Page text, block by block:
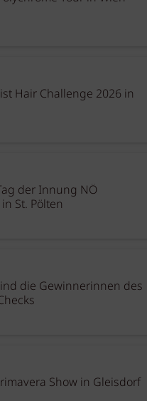
Hair Challenge 2026 in
der Innung NÖ
St. Pölten
die Gewinnerinnen des
Show in Gleisdorf